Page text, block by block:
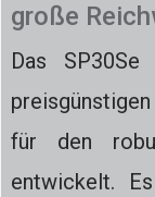
große
Das
für den
entwickelt.